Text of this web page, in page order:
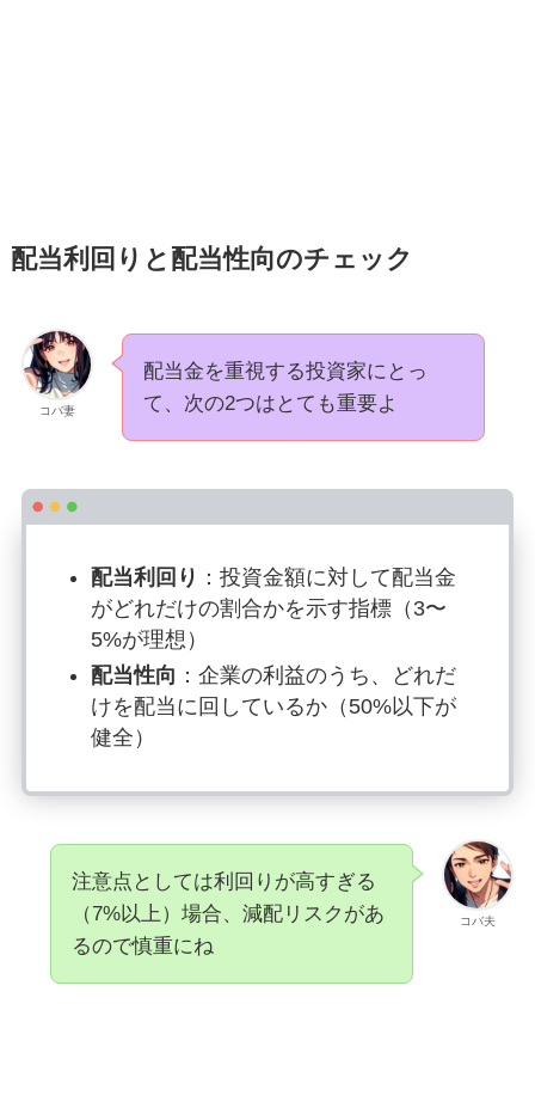
配当利回りと配当性向のチェック
コバ妻
配当金を重視する投資家にとっ
て、次の2つはとても重要よ
配当利回り ：投資金額に対して配当金
がどれだけの割合かを示す指標（3〜
5%が理想）
配当性向 ：企業の利益のうち、どれだ
けを配当に回しているか（50%以下が
健全）
コバ夫
注意点としては利回りが高すぎる
（7%以上）場合、減配リスクがあ
るので慎重にね